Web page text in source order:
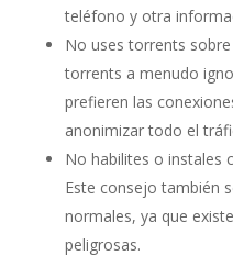
teléfono y otra
No uses torrents
torrents a menudo
prefieren las
anonimizar todo el
No habilites o instales
Este consejo también
normales, ya que
peligrosas.